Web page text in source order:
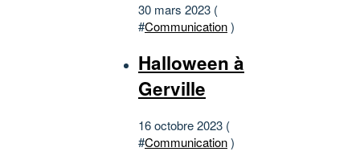
30 mars 2023 (
#Communication)
Halloween à
Gerville
16 octobre 2023 (
#Communication)